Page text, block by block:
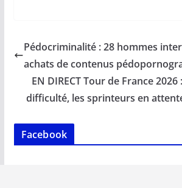
b
o
o
k
l s
A
p
p
e
dI
n
y
n
k
Pédocriminalité : 28 hommes
achats de contenus
EN DIRECT Tour de France
difficulté, les sprinteurs en
Facebook